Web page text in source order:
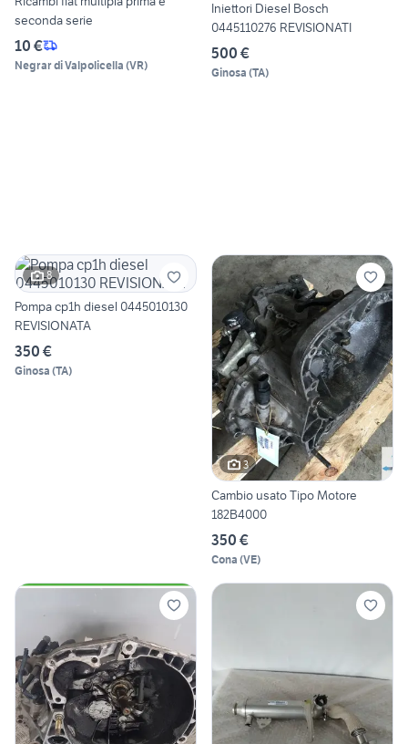
seconda serie
10 €
Negrar di Valpolicella (VR)
Iniettori Diesel Bosch
0445110276 REVISIONATI
500 €
Ginosa (TA)
8
Pompa cp1h diesel 0445010130
REVISIONATA
350 €
Ginosa (TA)
3
Cambio usato Tipo Motore
182B4000
350 €
Cona (VE)